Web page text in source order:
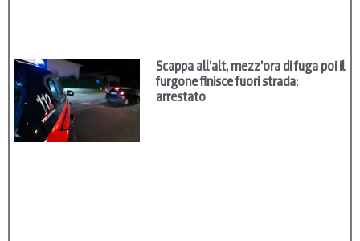
Scappa all’alt, mezz’ora di fuga poi il
furgone finisce fuori strada:
arrestato